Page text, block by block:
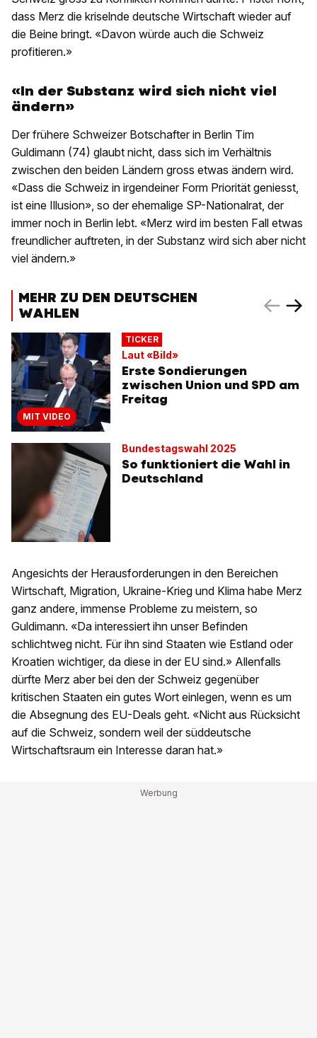
dass Merz die kriselnde deutsche Wirtschaft wieder auf
die Beine bringt. «Davon würde auch die Schweiz
profitieren.»
«In der Substanz wird sich nicht viel
ändern»
Der frühere Schweizer Botschafter in Berlin Tim
Guldimann (74) glaubt nicht, dass sich im Verhältnis
zwischen den beiden Ländern gross etwas ändern wird.
«Dass die Schweiz in irgendeiner Form Priorität geniesst,
ist eine Illusion», so der ehemalige SP-Nationalrat, der
immer noch in Berlin lebt. «Merz wird im besten Fall etwas
freundlicher auftreten, in der Substanz wird sich aber nicht
viel ändern.»
MEHR ZU DEN DEUTSCHEN
WAHLEN
MIT VIDEO
TICKER
Laut «Bild»
Erste Sondierungen
zwischen Union und SPD am
Freitag
Bundestagswahl 2025
So funktioniert die Wahl in
Deutschland
Angesichts der Herausforderungen in den Bereichen
Wirtschaft, Migration, Ukraine-Krieg und Klima habe Merz
ganz andere, immense Probleme zu meistern, so
Guldimann. «Da interessiert ihn unser Befinden
schlichtweg nicht. Für ihn sind Staaten wie Estland oder
Kroatien wichtiger, da diese in der EU sind.» Allenfalls
dürfte Merz aber bei den der Schweiz gegenüber
kritischen Staaten ein gutes Wort einlegen, wenn es um
die Absegnung des EU-Deals geht. «Nicht aus Rücksicht
auf die Schweiz, sondern weil der süddeutsche
Wirtschaftsraum ein Interesse daran hat.»